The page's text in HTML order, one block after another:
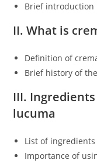
Brief introduction
II. What is
Definition of
Brief history of
III.
lucuma
List of
Importance of